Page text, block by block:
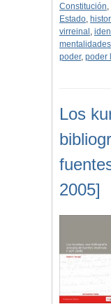
Constitución,
Estado,
virreinal ,
mentalidades
poder, poder
Los
2005]